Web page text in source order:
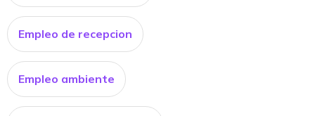
Empleo de recepcion
Empleo ambiente